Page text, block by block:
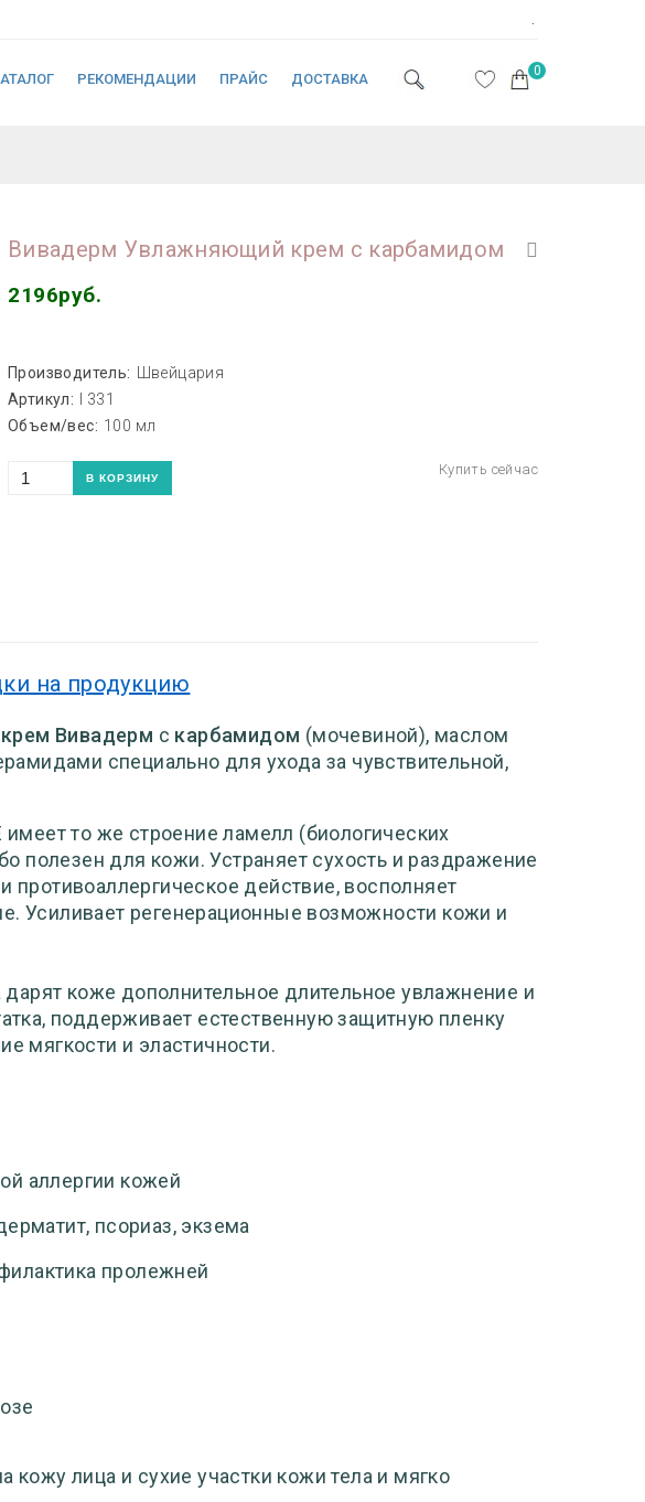
.
РЕКОМЕНДАЦИИ ПРАЙС ДОСТАВКА 0
Вивадерм Увлажняющий крем с карбамидом
2196руб.
Производитель:
Швейцария
Артикул:
I 331
Объем/вес: 100 мл
на продукцию
Вивадерм с карбамидом (мочевиной), маслом
специально для ухода за чувствительной,
то же строение ламелл (биологических
полезен для кожи. Устраняет сухость и раздражение
противоаллергическое действие, восполняет
Усиливает регенерационные возможности кожи и
коже дополнительное длительное увлажнение и
поддерживает естественную защитную пленку
мягкости и эластичности.
аллергии кожей
псориаз, экзема
пролежней
кожу лица и сухие участки кожи тела и мягко